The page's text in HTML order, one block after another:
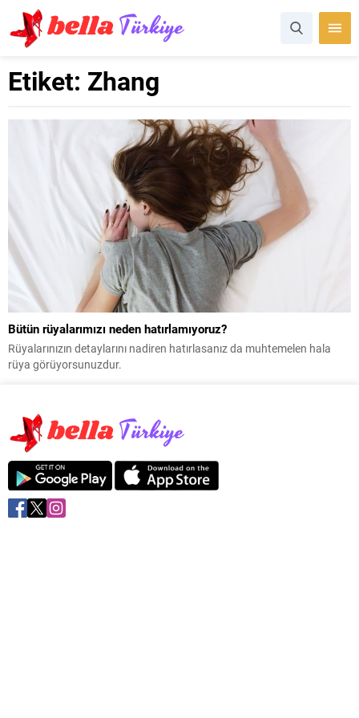
Etiket: Zhang
Bütün rüyalarımızı neden hatırlamıyoruz?
Rüyalarınızın detaylarını nadiren hatırlasanız da muhtemelen hala
rüya görüyorsunuzdur.